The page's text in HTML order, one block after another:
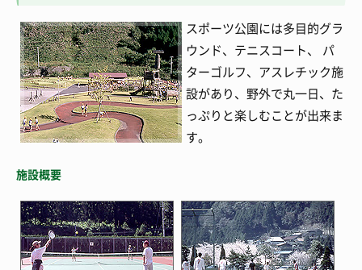
スポーツ公園には多目的グラ
ウンド、テニスコート、 パ
ターゴルフ、アスレチック施
設があり、野外で丸一日、た
っぷりと楽しむことが出来ま
す。
施設概要